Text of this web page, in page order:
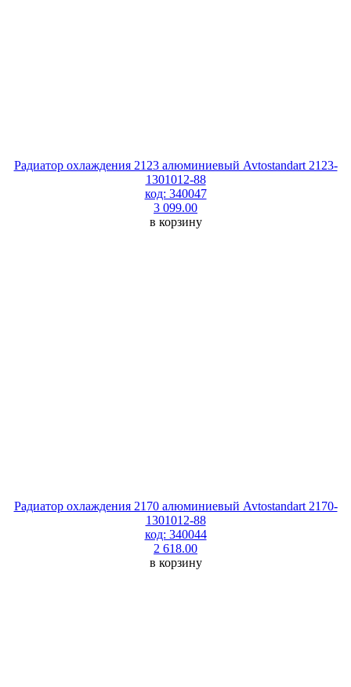
Радиатор охлаждения 2123 алюминиевый Avtostandart 2123-
1301012-88
код: 340047
3 099.00
в корзину
Радиатор охлаждения 2170 алюминиевый Avtostandart 2170-
1301012-88
код: 340044
2 618.00
в корзину